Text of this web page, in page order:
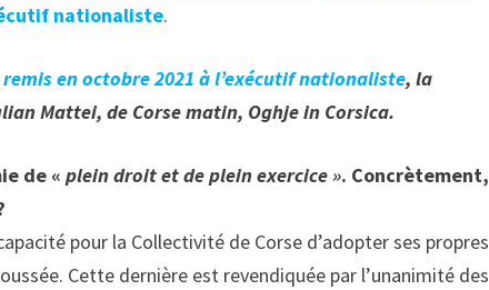
nationaliste.
en octobre 2021 à l’exécutif nationaliste, la
Mattei, de Corse matin, Oghje in Corsica.
de «plein droit et de plein exercice ». Concrètement,
pour la Collectivité de Corse d’adopter ses propres
Cette dernière est revendiquée par l’unanimité des